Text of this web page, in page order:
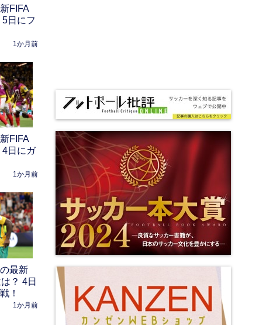
FIFA
日にフ
1か月前
FIFA
4日にガ
1か月前
最新
？ 4日
！
1か月前